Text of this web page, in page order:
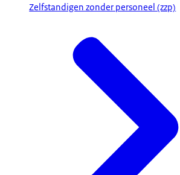
Zelfstandigen zonder personeel (zzp)